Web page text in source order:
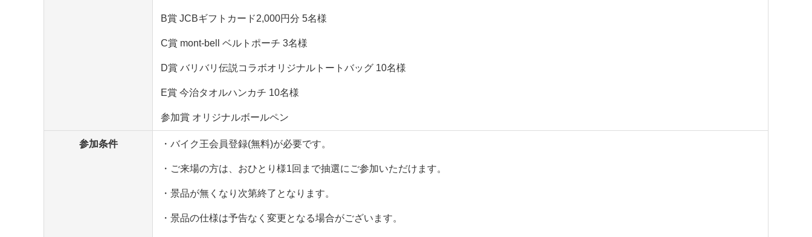
B賞 JCBギフトカード2,000円分 5名様
C賞 mont-bell ベルトポーチ 3名様
D賞 バリバリ伝説コラボオリジナルトートバッグ 10名様
E賞 今治タオルハンカチ 10名様
参加賞 オリジナルボールペン
参加条件 ・バイク王会員登録(無料)が必要です。
・ご来場の方は、おひとり様1回まで抽選にご参加いただけます。
・景品が無くなり次第終了となります。
・景品の仕様は予告なく変更となる場合がございます。